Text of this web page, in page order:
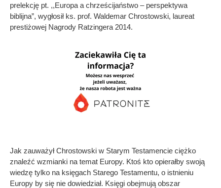
prelekcję pt. ,,Europa a chrześcijaństwo – perspektywa
biblijna”, wygłosił ks. prof. Waldemar Chrostowski, laureat
prestiżowej Nagrody Ratzingera 2014.
Jak zauważył Chrostowski w Starym Testamencie ciężko
znaleźć wzmianki na temat Europy. Ktoś kto opierałby swoją
wiedzę tylko na księgach Starego Testamentu, o istnieniu
Europy by się nie dowiedział. Księgi obejmują obszar